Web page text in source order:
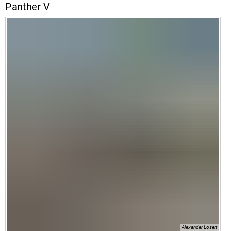
Panther V
Alexander Losert